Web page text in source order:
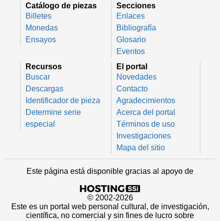
Catálogo de piezas
Billetes
Monedas
Ensayos
Secciones
Enlaces
Bibliografía
Glosario
Eventos
Recursos
Buscar
Descargas
Identificador de pieza
Determine serie
especial
El portal
Novedades
Contacto
Agradecimientos
Acerca del portal
Términos de uso
Investigaciones
Mapa del sitio
Este página está disponible gracias al apoyo de
© 2002-2026
Este es un portal web personal cultural, de investigación,
científica, no comercial y sin fines de lucro sobre